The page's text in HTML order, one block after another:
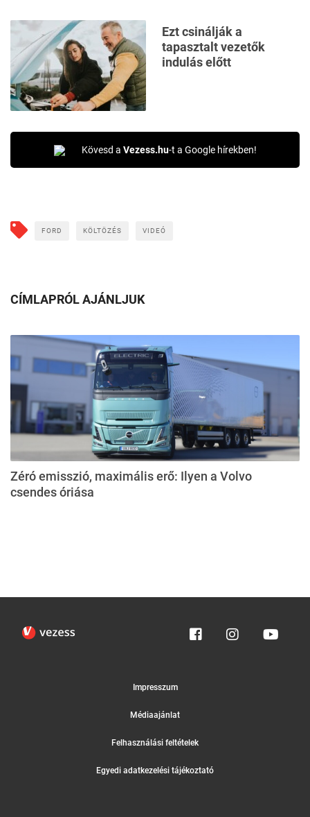
Ezt csinálják a
tapasztalt vezetők
indulás előtt
Kövesd a Vezess.hu-t a Google hírekben!
FORD KÖLTÖZÉS VIDEÓ
CÍMLAPRÓL AJÁNLJUK
Zéró emisszió, maximális erő: Ilyen a Volvo
csendes óriása
Impresszum
Médiaajánlat
Felhasználási feltételek
Egyedi adatkezelési tájékoztató